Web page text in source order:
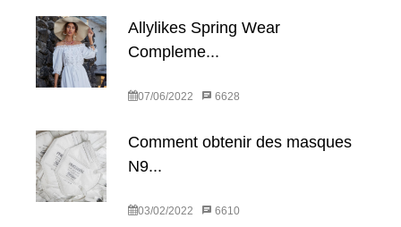
Allylikes Spring Wear
Compleme...
07/06/2022 6628
Comment obtenir des masques
N9...
03/02/2022 6610